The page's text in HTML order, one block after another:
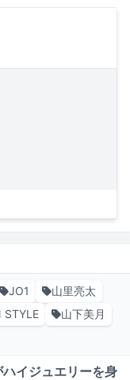
JO1
山里亮太
STYLE
山下美月
イジュエリーを身